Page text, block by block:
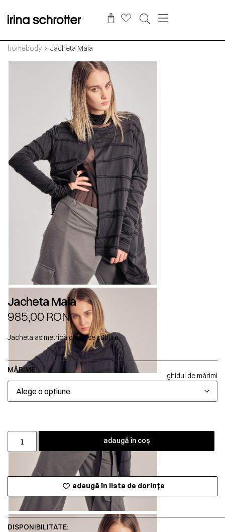
homebody Jacheta Maia
Jacheta Maia
985,00 RON
Jacheta asimetrică din jerse subțire.
MĂRIME
ghidul de mărimi
adaugă în coș
adaugă în lista de dorințe
DISPONIBILITATE: